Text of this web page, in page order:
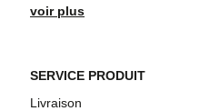
voir plus
SERVICE PRODUIT
Livraison